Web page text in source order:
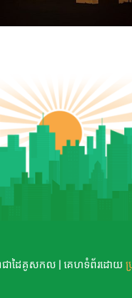
ជាដៃគូសកល | គេហទំព័រដោយ